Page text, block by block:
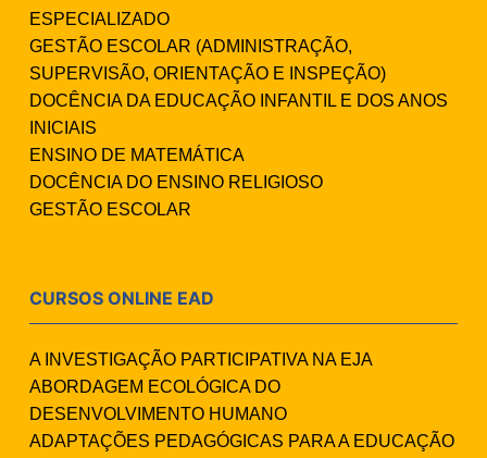
ESPECIALIZADO
GESTÃO ESCOLAR (ADMINISTRAÇÃO,
SUPERVISÃO, ORIENTAÇÃO E INSPEÇÃO)
DOCÊNCIA DA EDUCAÇÃO INFANTIL E DOS ANOS
INICIAIS
ENSINO DE MATEMÁTICA
DOCÊNCIA DO ENSINO RELIGIOSO
GESTÃO ESCOLAR
CURSOS ONLINE EAD
A INVESTIGAÇÃO PARTICIPATIVA NA EJA
ABORDAGEM ECOLÓGICA DO
DESENVOLVIMENTO HUMANO
ADAPTAÇÕES PEDAGÓGICAS PARA A EDUCAÇÃO